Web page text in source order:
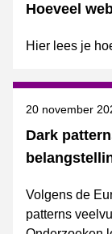
Hoeveel
Hier lees je
Dark
Gepubliceerd op
20 november
Volgens de
patterns